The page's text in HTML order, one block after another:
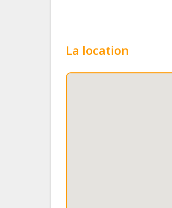
La location